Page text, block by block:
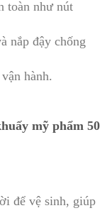
toàn như nút
nắp đậy chống
hành.
mỹ phẩm 50
để vệ sinh, giúp